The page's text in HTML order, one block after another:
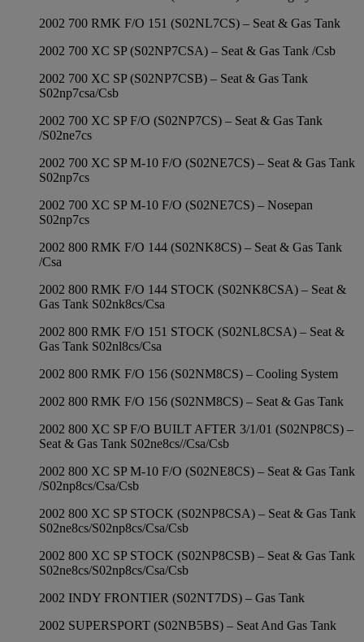
2002 700 RMK F/O 151 (S02NL7CS) – Seat & Gas Tank
2002 700 XC SP (S02NP7CSA) – Seat & Gas Tank /Csb
2002 700 XC SP (S02NP7CSB) – Seat & Gas Tank
S02np7csa/Csb
2002 700 XC SP F/O (S02NP7CS) – Seat & Gas Tank
/S02ne7cs
2002 700 XC SP M-10 F/O (S02NE7CS) – Seat & Gas Tank
S02np7cs
2002 700 XC SP M-10 F/O (S02NE7CS) – Nosepan
S02np7cs
2002 800 RMK F/O 144 (S02NK8CS) – Seat & Gas Tank
/Csa
2002 800 RMK F/O 144 STOCK (S02NK8CSA) – Seat &
Gas Tank S02nk8cs/Csa
2002 800 RMK F/O 151 STOCK (S02NL8CSA) – Seat &
Gas Tank S02nl8cs/Csa
2002 800 RMK F/O 156 (S02NM8CS) – Cooling System
2002 800 RMK F/O 156 (S02NM8CS) – Seat & Gas Tank
2002 800 XC SP F/O BUILT AFTER 3/1/01 (S02NP8CS) –
Seat & Gas Tank S02ne8cs//Csa/Csb
2002 800 XC SP M-10 F/O (S02NE8CS) – Seat & Gas Tank
/S02np8cs/Csa/Csb
2002 800 XC SP STOCK (S02NP8CSA) – Seat & Gas Tank
S02ne8cs/S02np8cs/Csa/Csb
2002 800 XC SP STOCK (S02NP8CSB) – Seat & Gas Tank
S02ne8cs/S02np8cs/Csa/Csb
2002 INDY FRONTIER (S02NT7DS) – Gas Tank
2002 SUPERSPORT (S02NB5BS) – Seat And Gas Tank